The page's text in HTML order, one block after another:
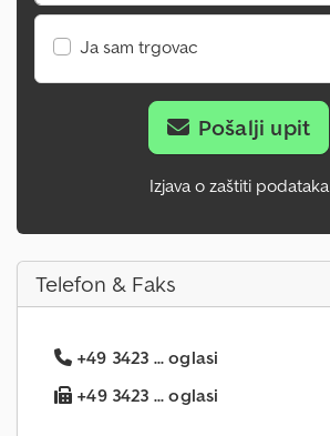
Ja sam trgovac
Pošalji upit
Izjava o zaštiti podataka
Telefon & Faks
+49 3423 ... oglasi
+49 3423 ... oglasi